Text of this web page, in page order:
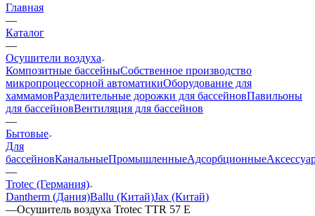
Главная
—
Каталог
—
Осушители воздуха
Композитные бассейныСобственное производство
микропроцессорной автоматикиОборудование для
хаммамовРазделительные дорожки для бассейновПавильоны
для бассейновВентиляция для бассейнов
—
Бытовые
Для
бассейновКанальныеПромышленныеАдсорбционные
—
Trotec (Германия)
Dantherm (Дания)Ballu (Китай)Jax (Китай)
—Осушитель воздуха Trotec TTR 57 Е